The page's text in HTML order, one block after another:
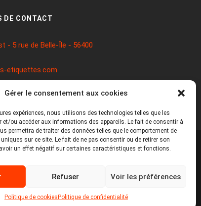
Gérer le consentement aux cookies
expériences, nous utilisons des technologies telles que les
et/ou accéder aux informations des appareils. Le fait de consentir à
permettra de traiter des données telles que le comportement de
sur ce site. Le fait de ne pas consentir ou de retirer son
un effet négatif sur certaines caractéristiques et fonctions.
Refuser Voir les préférences
Politique de cookies Politique de confidentialité
DE CONTACT
- 5 rue de Belle-Île - 56400
etiquettes.com
Politique de cookies
Politique de confidentialité